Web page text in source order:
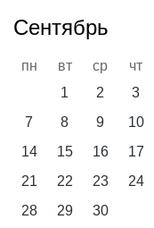
Сентябрь
пн вт ср чт
1
2 3
7
8 9 10
14
15 16 17
21
22 23 24
28
29 30